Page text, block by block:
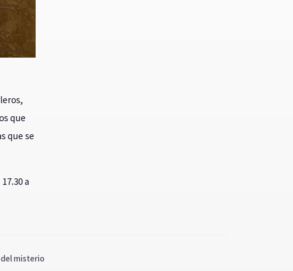
que
que se
a
misterio